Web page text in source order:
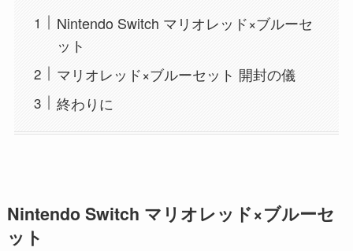
Nintendo Switch マリオレッド×ブルーセ
ット
マリオレッド×ブルーセット 開封の儀
終わりに
Nintendo Switch マリオレッド×ブルーセ
ット